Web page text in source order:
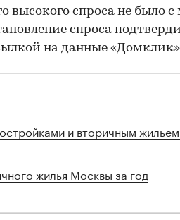
высокого спроса не было
спроса
на данные
и вторичным
жилья Москвы за год